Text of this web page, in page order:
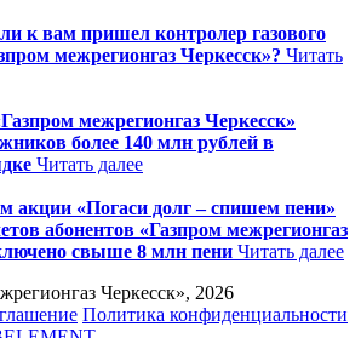
к вам пришел контролер газового
межрегионгаз Черкесск»? Читать
межрегионгаз Черкесск»
более 140 млн рублей в
Читать далее
акции «Погаси долг – спишем пени»
абонентов «Газпром межрегионгаз
свыше 8 млн пени Читать далее
Черкесск», 2026
Политика конфиденциальности